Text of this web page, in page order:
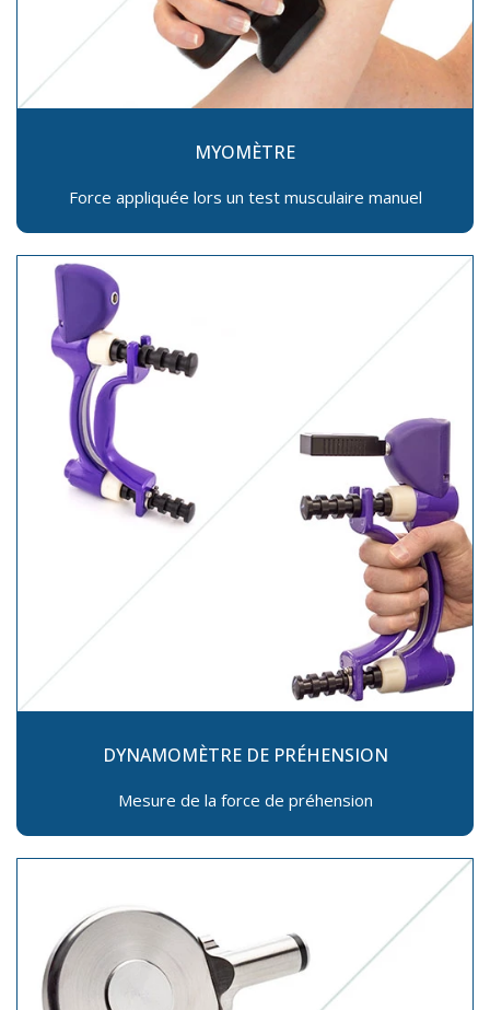
MYOMÈTRE
Force appliquée lors un test musculaire manuel
DYNAMOMÈTRE DE PRÉHENSION
Mesure de la force de préhension